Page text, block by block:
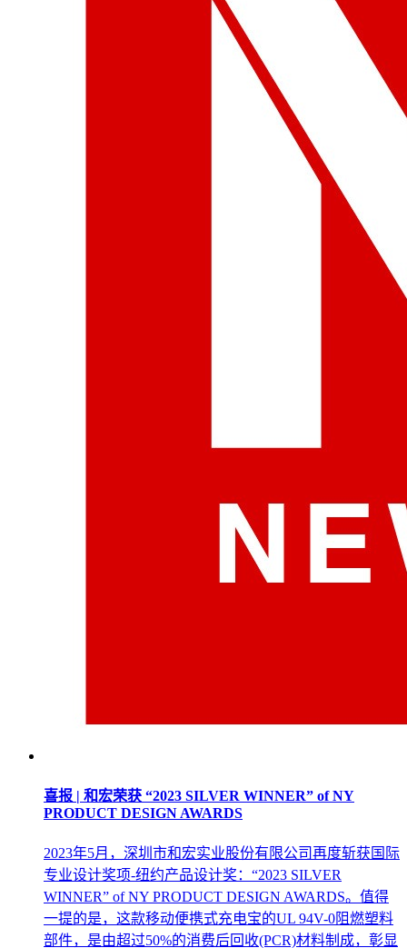
喜报 | 和宏荣获 “2023 SILVER WINNER” of NY
PRODUCT DESIGN AWARDS
2023年5月，深圳市和宏实业股份有限公司再度斩获国际
专业设计奖项-纽约产品设计奖：“2023 SILVER
WINNER” of NY PRODUCT DESIGN AWARDS。值得
一提的是，这款移动便携式充电宝的UL 94V-0阻燃塑料
部件，是由超过50%的消费后回收(PCR)材料制成，彰显